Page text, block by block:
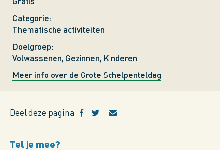
Categorie
Thematische activiteiten
Doelgroep
Volwassenen Gezinnen Kinderen
Meer info over de Grote Schelpenteldag
Deel deze pagina
Tel je mee?